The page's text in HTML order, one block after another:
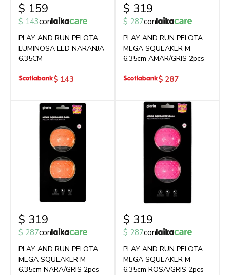
$ 159
$ 143con
PLAY AND RUN PELOTA
LUMINOSA LED NARANJA
6.35CM
$ 143
$ 319
$ 287con
PLAY AND RUN PELOTA
MEGA SQUEAKER M
6.35cm AMAR/GRIS 2pcs
$ 287
$ 319
$ 287con
PLAY AND RUN PELOTA
MEGA SQUEAKER M
6.35cm NARA/GRIS 2pcs
$ 319
$ 287con
PLAY AND RUN PELOTA
MEGA SQUEAKER M
6.35cm ROSA/GRIS 2pcs